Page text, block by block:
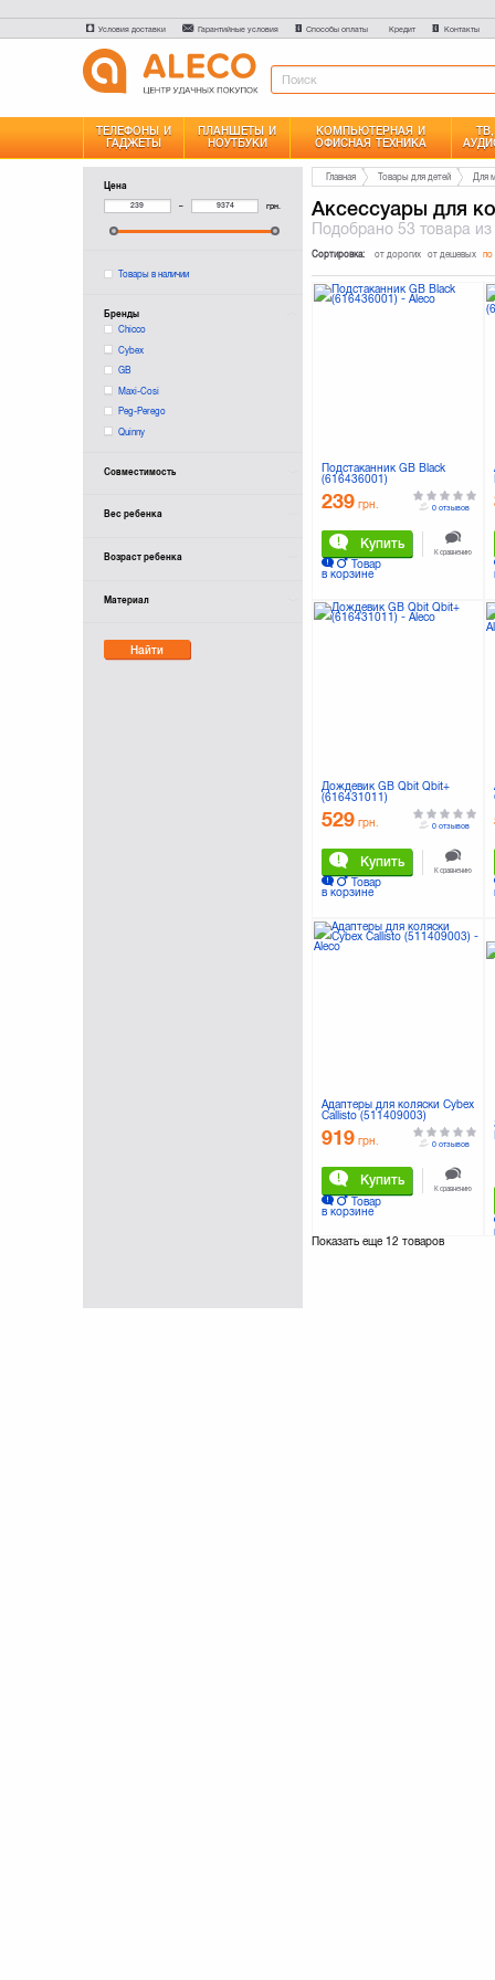
Условия доставки Гарантийные условия Способы оплаты Кредит Контакты
ТЕЛЕФОНЫ И
ГАДЖЕТЫ
ПЛАНШЕТЫ И
НОУТБУКИ
КОМПЬЮТЕРНАЯ И
ОФИСНАЯ ТЕХНИКА
Цена
– грн.
Товары в наличии
Бренды
Chicco
Cybex
GB
Maxi-Cosi
Peg-Perego
Quinny
Совместимость
Вес ребенка
Возраст ребенка
Материал
Найти
Главная Товары для детей Для
Аксессуары для
Подобрано53 товара
Сортировка: от дорогих от дешевых по
Подстаканник GB Black
(616436001)
239 грн.
Купить
Товар
в корзине
0 отзывов
К сравнению
Дождевик GB Qbit Qbit+
(616431011)
529 грн.
Купить
Товар
в корзине
0 отзывов
К сравнению
Адаптеры для коляски Cybex
Callisto (511409003)
919 грн.
Купить
Товар
в корзине
0 отзывов
К сравнению
Показать еще12 товаров